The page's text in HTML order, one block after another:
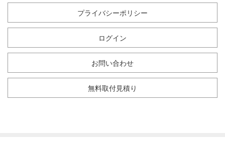
プライバシーポリシー
ログイン
お問い合わせ
無料取付見積り